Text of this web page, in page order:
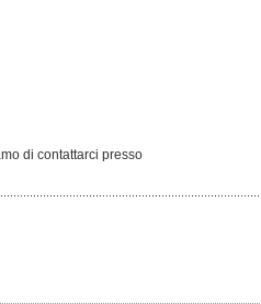
di contattarci presso